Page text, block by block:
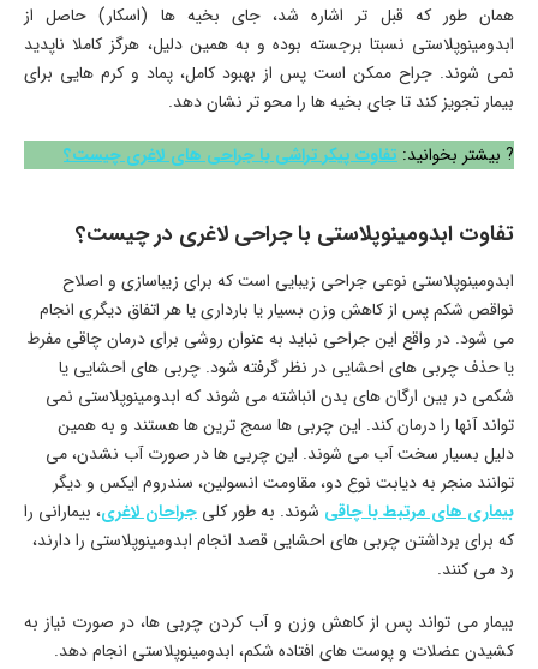
همان طور که قبل تر اشاره شد، جای بخیه ها (اسکار) حاصل از
ابدومینوپلاستی نسبتا برجسته بوده و به همین دلیل، هرگز کاملا ناپدید
نمی شوند. جراح ممکن است پس از بهبود کامل، پماد و کرم هایی برای
بیمار تجویز کند تا جای بخیه ها را محو تر نشان دهد.
? بیشتر بخوانید: تفاوت پیکر تراشی با جراحی های لاغری چیست؟
تفاوت ابدومینوپلاستی با جراحی لاغری در چیست؟
ابدومینوپلاستی نوعی جراحی زیبایی است که برای زیباسازی و اصلاح
نواقص شکم پس از کاهش وزن بسیار یا بارداری یا هر اتفاق دیگری انجام
می شود. در واقع این جراحی نباید به عنوان روشی برای درمان چاقی مفرط
یا حذف چربی های احشایی در نظر گرفته شود. چربی های احشایی یا
شکمی در بین ارگان های بدن انباشته می شوند که ابدومینوپلاستی نمی
تواند آنها را درمان کند. این چربی ها سمج ترین ها هستند و به همین
دلیل بسیار سخت آب می شوند. این چربی ها در صورت آب نشدن، می
توانند منجر به دیابت نوع دو، مقاومت انسولین، سندروم ایکس و دیگر
بیماری های مرتبط با چاقی شوند. به طور کلی جراحان لاغری، بیمارانی را
که برای برداشتن چربی های احشایی قصد انجام ابدومینوپلاستی را دارند،
رد می کنند.
بیمار می تواند پس از کاهش وزن و آب کردن چربی ها، در صورت نیاز به
کشیدن عضلات و پوست های افتاده شکم، ابدومینوپلاستی انجام دهد.